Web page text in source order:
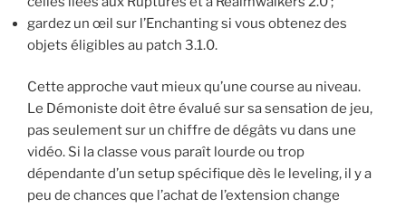
gardez un œil sur l’Enchanting si vous obtenez des
objets éligibles au patch 3.1.0.
Cette approche vaut mieux qu’une course au niveau.
Le Démoniste doit être évalué sur sa sensation de jeu,
pas seulement sur un chiffre de dégâts vu dans une
vidéo. Si la classe vous paraît lourde ou trop
dépendante d’un setup spécifique dès le leveling, il y a
peu de chances que l’achat de l’extension change